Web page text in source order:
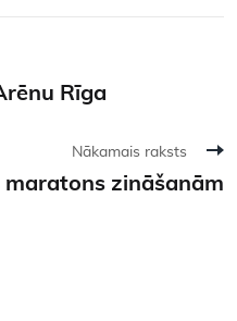
Rīga
Nākamais raksts
maratons zināšanām